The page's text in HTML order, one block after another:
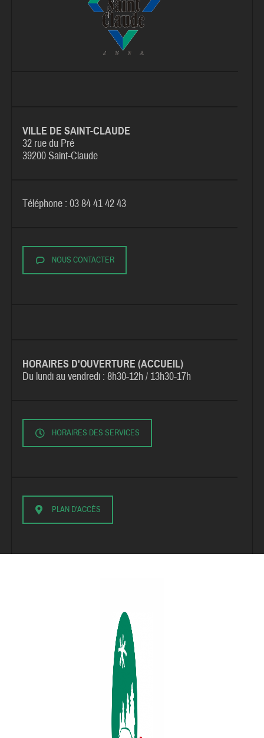
VILLE DE SAINT-CLAUDE
32 rue du Pré
39200 Saint-Claude
Téléphone : 03 84 41 42 43
NOUS CONTACTER
HORAIRES D'OUVERTURE (ACCUEIL)
Du lundi au vendredi :8h30-12h / 13h30-17h
HORAIRES DES SERVICES
PLAN D'ACCÈS